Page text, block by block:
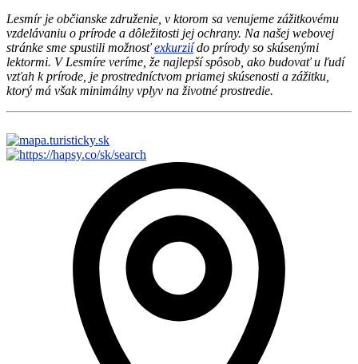
Lesmír je občianske združenie, v ktorom sa venujeme zážitkovému
vzdelávaniu o prírode a dôležitosti jej ochrany. Na našej webovej
stránke sme spustili možnosťexkurziído prírody so skúsenými
lektormi. V Lesmíre veríme, že najlepší spôsob, ako budovať u ľudí
vzťah k prírode, je prostredníctvom priamej skúsenosti a zážitku,
ktorý má však minimálny vplyv na životné prostredie.